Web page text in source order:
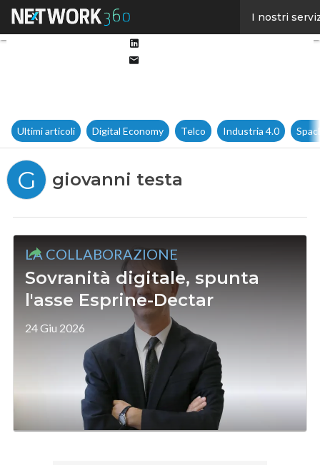
I nostri
Ultimi articoli Digital Economy Telco Industria 4.0
G giovanni testa
LA COLLABORAZIONE
Sovranità digitale, spunta
l'asse Esprine-Dectar
24 Giu 2026